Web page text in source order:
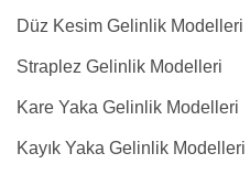
Düz Kesim Gelinlik Modelleri
Straplez Gelinlik Modelleri
Kare Yaka Gelinlik Modelleri
Kayık Yaka Gelinlik Modelleri